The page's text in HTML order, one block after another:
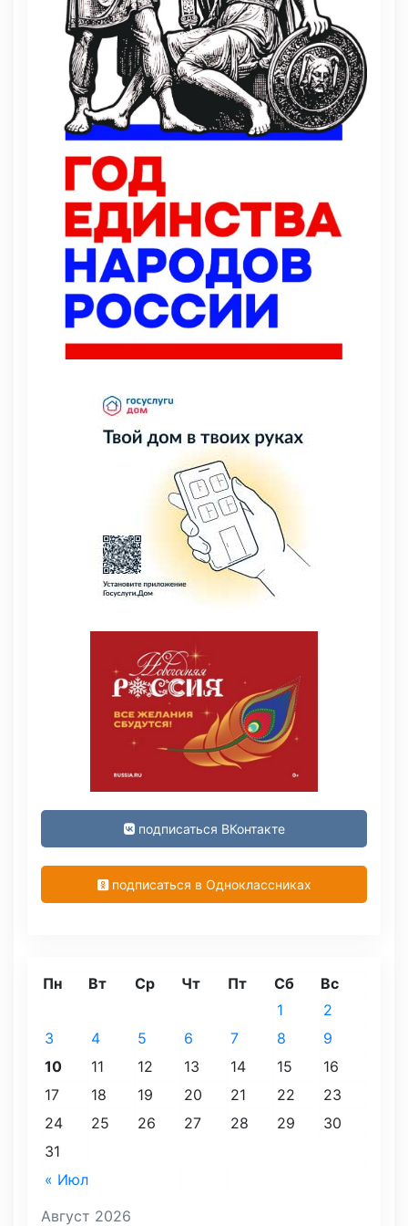
подписаться ВКонтакте
подписаться в Одноклассниках
Август 2026
Пн Вт Ср Чт Пт Сб Вс
« Июл
1
2
3
4 5 6 7 8
9
10
11 12 13 14 15
16
17
18 19 20 21 22
23
24
25 26 27 28 29
30
31